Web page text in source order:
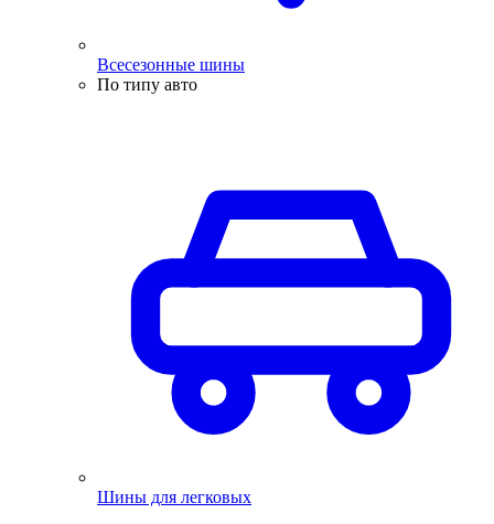
Всесезонные шины
По типу авто
Шины для легковых